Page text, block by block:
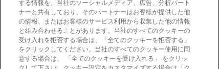
電子公告
ご利用条件
する情報を、当社のソーシャルメディア、広告、分析パート
ナーと共有しており、そのパートナーはお客様が提供した他
の情報、またはお客様のサービス利用から収集した他の情報
と組み合わせることがあります。当社のすべてのクッキーの
受け入れを拒否する場合は、「全てのクッキーを拒否する」
をクリックしてください。当社のすべてのクッキー使用に同
意する場合は、 「全てのクッキーを受け入れる」 をクリッ